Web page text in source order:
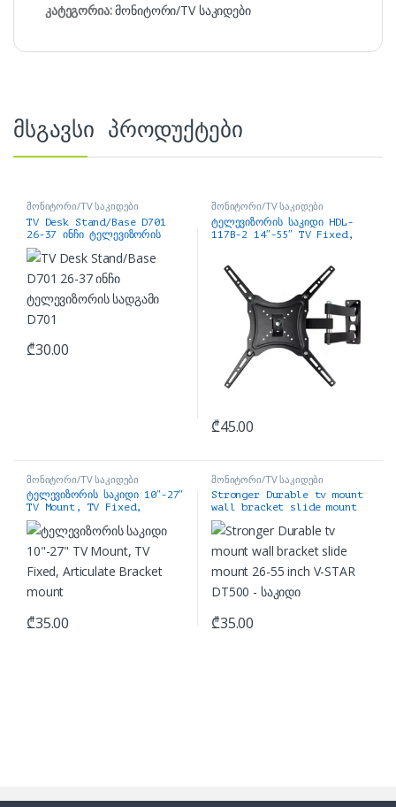
კატეგორია:მონიტორი/TV საკიდები
მსგავსი პროდუქტები
მონიტორი/TV საკიდები
TV Desk Stand/Base D701
26-37 ინჩი ტელევიზორის
სადგამი D701
₾30.00
მონიტორი/TV საკიდები
ტელევიზორის საკიდი HDL-
117B-2 14″-55″ TV Fixed,
₾45.00
მონიტორი/TV საკიდები
ტელევიზორის საკიდი 10″-27″
TV Mount, TV Fixed,
Articulate Bracket mount
₾35.00
მონიტორი/TV საკიდები
Stronger Durable tv mount
wall bracket slide mount
26-55 inch V-STAR DT500 –
საკიდი
₾35.00